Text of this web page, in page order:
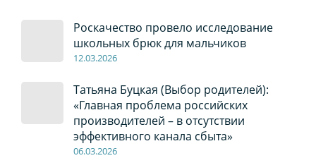
Роскачество провело исследование
школьных брюк для мальчиков
12.03.2026
Татьяна Буцкая (Выбор родителей):
«Главная проблема российских
производителей – в отсутствии
эффективного канала сбыта»
06.03.2026